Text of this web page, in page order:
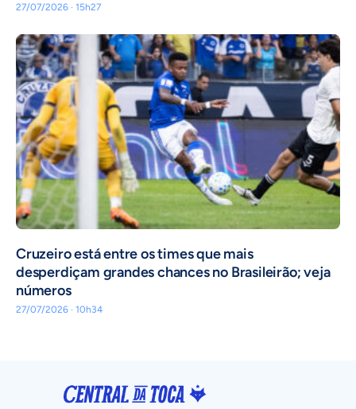
27/07/2026 · 15h27
Cruzeiro está entre os times que mais
desperdiçam grandes chances no Brasileirão; veja
números
27/07/2026 · 10h34